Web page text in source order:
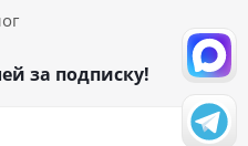
за подписку!